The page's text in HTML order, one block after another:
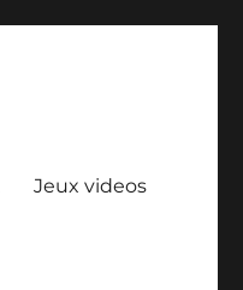
Jeux videos